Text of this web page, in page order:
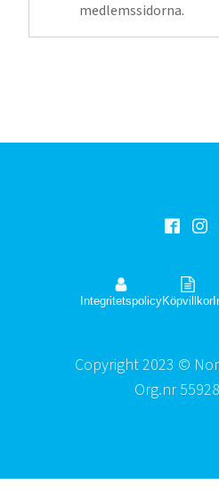
medlemssidorna.
IntegritetspolicyKöpvillkor
Copyright 2023 ©
Org.nr